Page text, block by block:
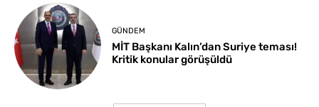
GÜNDEM
MİT Başkanı Kalın’dan Suriye teması!
Kritik konular görüşüldü